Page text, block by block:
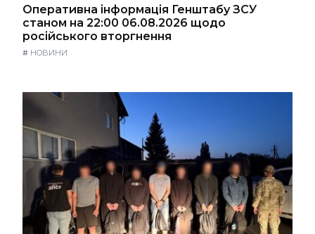
Оперативна інформація Генштабу ЗСУ
станом на 22:00 06.08.2026 щодо
російського вторгнення
# НОВИНИ